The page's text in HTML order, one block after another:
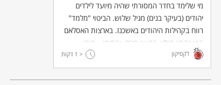
מי שלימד בחדר המסורתי שהיה מיועד לילדים
יהודים (בעיקר בנים) מגיל שלוש. הביטוי "מלמד"
רווח בקהילות היהודים באשכנז. בארצות האסלאם
הוא נקרא מולא, רבי או חכם, ובתימן – מורי.
לקסיקון < 1 דקות